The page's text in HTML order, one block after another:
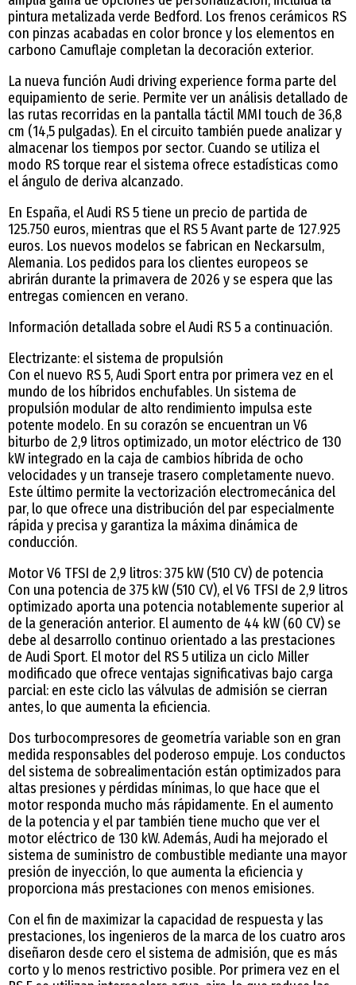
pintura metalizada verde Bedford. Los frenos cerámicos RS
con pinzas acabadas en color bronce y los elementos en
carbono Camuflaje completan la decoración exterior.
La nueva función Audi driving experience forma parte del
equipamiento de serie. Permite ver un análisis detallado de
las rutas recorridas en la pantalla táctil MMI touch de 36,8
cm (14,5 pulgadas). En el circuito también puede analizar y
almacenar los tiempos por sector. Cuando se utiliza el
modo RS torque rear el sistema ofrece estadísticas como
el ángulo de deriva alcanzado.
En España, el Audi RS 5 tiene un precio de partida de
125.750 euros, mientras que el RS 5 Avant parte de 127.925
euros. Los nuevos modelos se fabrican en Neckarsulm,
Alemania. Los pedidos para los clientes europeos se
abrirán durante la primavera de 2026 y se espera que las
entregas comiencen en verano.
Información detallada sobre el Audi RS 5 a continuación.
Electrizante: el sistema de propulsión
Con el nuevo RS 5, Audi Sport entra por primera vez en el
mundo de los híbridos enchufables. Un sistema de
propulsión modular de alto rendimiento impulsa este
potente modelo. En su corazón se encuentran un V6
biturbo de 2,9 litros optimizado, un motor eléctrico de 130
kW integrado en la caja de cambios híbrida de ocho
velocidades y un transeje trasero completamente nuevo.
Este último permite la vectorización electromecánica del
par, lo que ofrece una distribución del par especialmente
rápida y precisa y garantiza la máxima dinámica de
conducción.
Motor V6 TFSI de 2,9 litros: 375 kW (510 CV) de potencia
Con una potencia de 375 kW (510 CV), el V6 TFSI de 2,9 litros
optimizado aporta una potencia notablemente superior al
de la generación anterior. El aumento de 44 kW (60 CV) se
debe al desarrollo continuo orientado a las prestaciones
de Audi Sport. El motor del RS 5 utiliza un ciclo Miller
modificado que ofrece ventajas significativas bajo carga
parcial: en este ciclo las válvulas de admisión se cierran
antes, lo que aumenta la eficiencia.
Dos turbocompresores de geometría variable son en gran
medida responsables del poderoso empuje. Los conductos
del sistema de sobrealimentación están optimizados para
altas presiones y pérdidas mínimas, lo que hace que el
motor responda mucho más rápidamente. En el aumento
de la potencia y el par también tiene mucho que ver el
motor eléctrico de 130 kW. Además, Audi ha mejorado el
sistema de suministro de combustible mediante una mayor
presión de inyección, lo que aumenta la eficiencia y
proporciona más prestaciones con menos emisiones.
Con el fin de maximizar la capacidad de respuesta y las
prestaciones, los ingenieros de la marca de los cuatro aros
diseñaron desde cero el sistema de admisión, que es más
corto y lo menos restrictivo posible. Por primera vez en el